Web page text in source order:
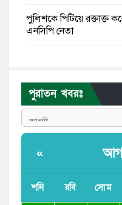
পুলিশকে পিটিয়ে রক্তাক্ত
এনসিপি নেতা
বাংলাদেশী কর্মীদের
সরকার
ভারতের পূর্ব সীমান্তে এখন
যে ডকুমেন্টারিতে আবু
পুরাতন খবরঃ
«
শনি রবি সোম